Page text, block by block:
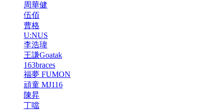
周華健
伍佰
曹格
U:NUS
李浩瑋
王謙Goatak
163braces
福夢 FUMON
頑童 MJ116
陳昇
丁噹